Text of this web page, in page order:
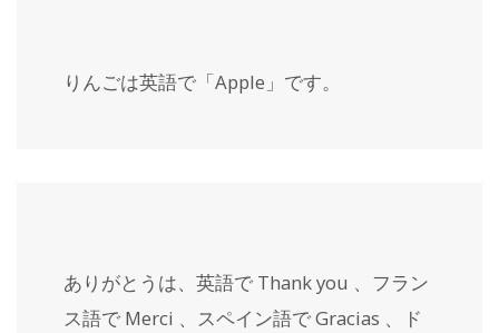
りんごは英語で「Apple」です。
ありがとうは、英語で Thank you 、フラン
ス語で Merci 、スペイン語で Gracias 、ド